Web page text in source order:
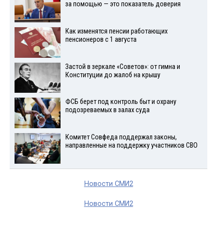
за помощью — это показатель доверия
Как изменятся пенсии работающих
пенсионеров с 1 августа
Застой в зеркале «Советов»: от гимна и
Конституции до жалоб на крышу
ФСБ берет под контроль быт и охрану
подозреваемых в залах суда
Комитет Совфеда поддержал законы,
направленные на поддержку участников СВО
Новости СМИ2
Новости СМИ2